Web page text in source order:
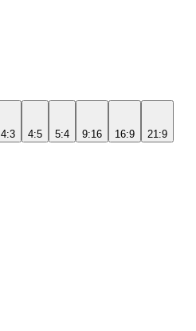
4:3 4:5 5:4 9:16 16:9 21:9